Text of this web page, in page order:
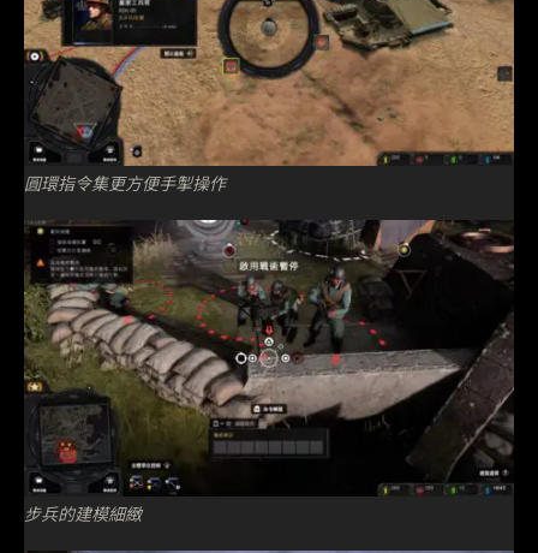
圓環指令集更方便手掣操作
步兵的建模細緻